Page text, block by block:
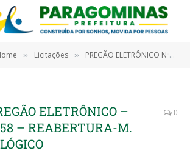
» Licitações » PREGÃO ELETRÔNICO Nº 9/2019-00058-SRP (AQUISIÇÃO DE MATERIAIS DE CONSUMO, TAIS COMO MATERIAL FARMACOLÓGICO)
ELETRÔNICO –
– REABERTURA-M.
0